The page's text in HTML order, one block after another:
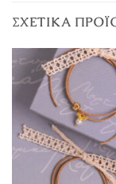
ΣΧΕΤΙΚΆ